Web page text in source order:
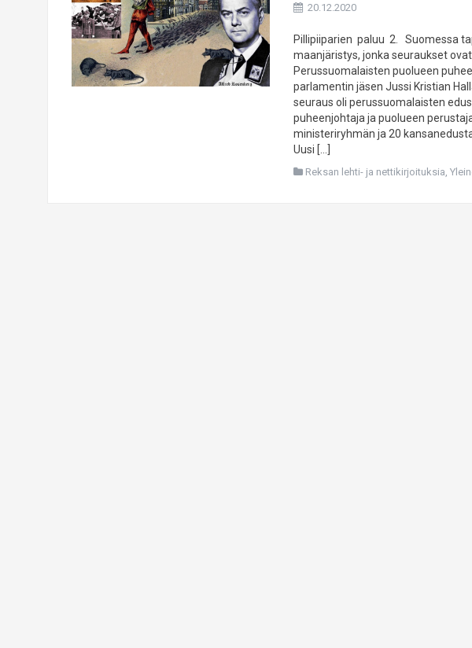
20.12.2020
Pillipiiparien paluu 2. Suomessa
maanjäristys, jonka seuraukset
Perussuomalaisten puolueen
parlamentin jäsen Jussi Kristian
seuraus oli perussuomalaisten
puheenjohtaja ja puolueen
ministeriryhmän ja 20
Uusi […]
Reksan lehti- ja nettikirjoituksia ,